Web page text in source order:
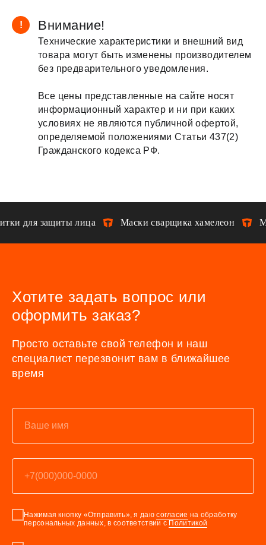
! Внимание!
Технические характеристики и внешний вид
товара могут быть изменены производителем
без предварительного уведомления.
Все цены представленные на сайте носят
информационный характер и ни при каких
условиях не являются публичной офертой,
определяемой положениями Статьи 437(2)
Гражданского кодекса РФ.
для защиты лица Маски сварщика хамелеон
Хотите задать вопрос или
оформить заказ?
Просто оставьте свой телефон и наш
специалист перезвонит вам в ближайшее
время
Нажимая кнопку «Отправить», я даюсогласие на обработку
персональных данных, в соответствии с Политикой